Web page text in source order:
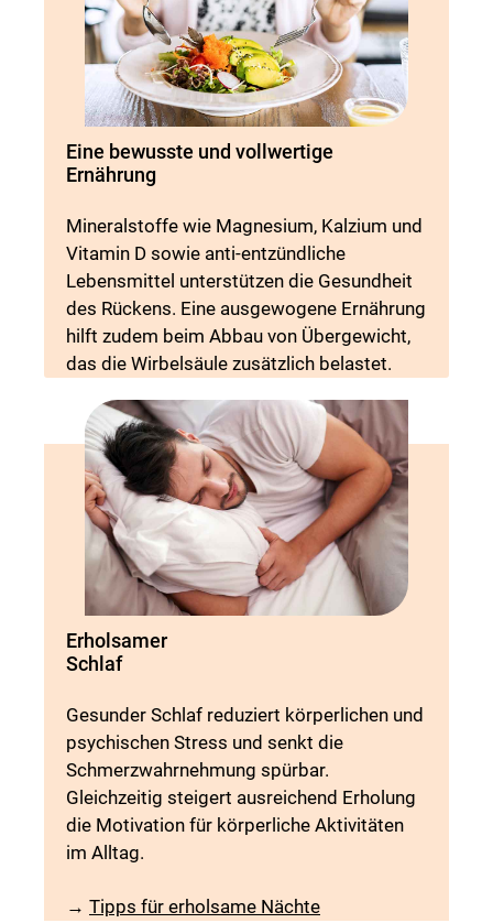
Eine bewusste und vollwertige
Ernährung
Mineralstoffe wie Magnesium, Kalzium und
Vitamin D sowie anti-entzündliche
Lebensmittel unterstützen die Gesundheit
des Rückens. Eine ausgewogene Ernährung
hilft zudem beim Abbau von Übergewicht,
das die Wirbelsäule zusätzlich belastet.
Erholsamer
Schlaf
Gesunder Schlaf reduziert körperlichen und
psychischen Stress und senkt die
Schmerzwahrnehmung spürbar.
Gleichzeitig steigert ausreichend Erholung
die Motivation für körperliche Aktivitäten
im Alltag.
→ Tipps für erholsame Nächte